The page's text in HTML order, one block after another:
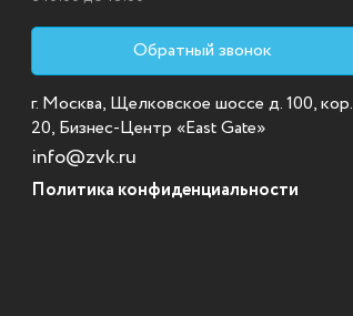
Обратный звонок
г. Москва, Щелковское шоссе д. 100, кор.
20, Бизнес-Центр «East Gate»
info@zvk.ru
Политика конфиденциальности